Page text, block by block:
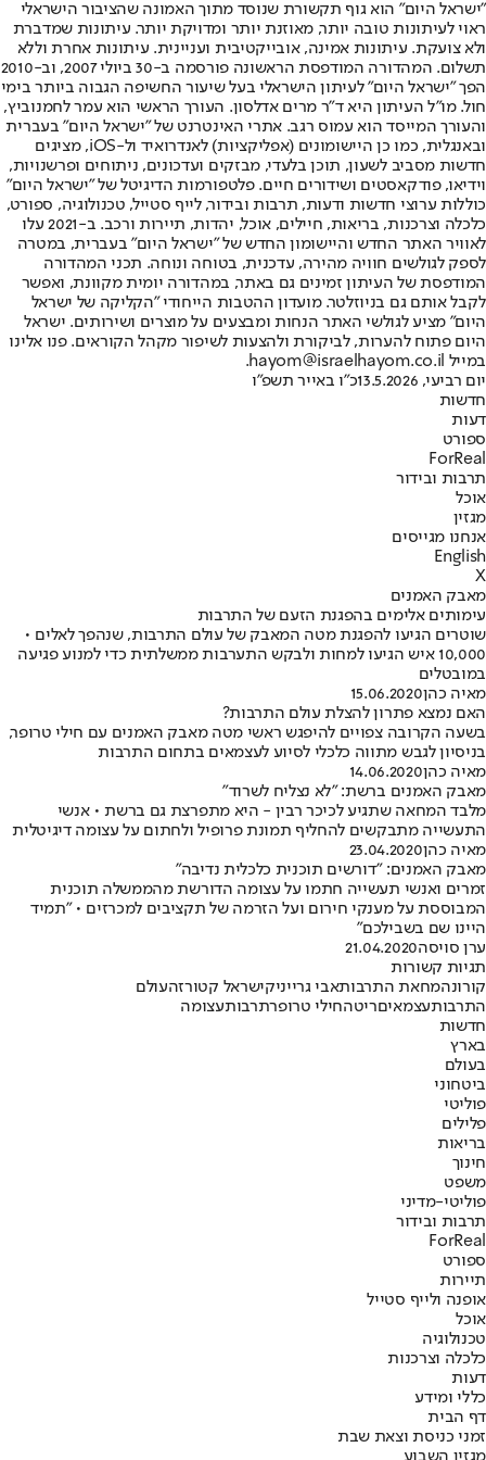
"ישראל היום" הוא גוף תקשורת שנוסד מתוך האמונה שהציבור הישראלי
ראוי לעיתונות טובה יותר, מאוזנת יותר ומדויקת יותר. עיתונות שמדברת
ולא צועקת. עיתונות אמינה, אובייקטיבית ועניינית. עיתונות אחרת וללא
תשלום. המהדורה המודפסת הראשונה פורסמה ב-30 ביולי 2007, וב-2010
הפך "ישראל היום" לעיתון הישראלי בעל שיעור החשיפה הגבוה ביותר בימי
חול. מו"ל העיתון היא ד"ר מרים אדלסון. העורך הראשי הוא עמר לחמנוביץ,
והעורך המייסד הוא עמוס רגב. אתרי האינטרנט של "ישראל היום" בעברית
ובאנגלית, כמו כן היישומונים (אפליקציות) לאנדרואיד ול-iOS, מציגים
חדשות מסביב לשעון, תוכן בלעדי, מבזקים ועדכונים, ניתוחים ופרשנויות,
וידיאו, פודקאסטים ושידורים חיים. פלטפורמות הדיגיטל של "ישראל היום"
כוללות ערוצי חדשות ודעות, תרבות ובידור, לייף סטייל, טכנולוגיה, ספורט,
כלכלה וצרכנות, בריאות, חיילים, אוכל, יהדות, תיירות ורכב. ב-2021 עלו
לאוויר האתר החדש והיישומון החדש של "ישראל היום" בעברית, במטרה
לספק לגולשים חוויה מהירה, עדכנית, בטוחה ונוחה. תכני המהדורה
המודפסת של העיתון זמינים גם באתר, במהדורה יומית מקוונת, ואפשר
לקבל אותם גם בניוזלטר. מועדון ההטבות הייחודי "הקליקה של ישראל
היום" מציע לגולשי האתר הנחות ומבצעים על מוצרים ושירותים. ישראל
היום פתוח להערות, לביקורת ולהצעות לשיפור מקהל הקוראים. פנו אלינו
במייל hayom@israelhayom.co.il.
יום רביעי, 13.5.2026
כ"ו באייר תשפ"ו
חדשות
דעות
ספורט
ForReal
תרבות ובידור
אוכל
מגזין
אנחנו מגייסים
English
X
מאבק האמנים
עימותים אלימים בהפגנת הזעם של התרבות
שוטרים הגיעו להפגנת מטה המאבק של עולם התרבות, שנהפך לאלים •
10,000 איש הגיעו למחות ולבקש התערבות ממשלתית כדי למנוע פגיעה
במובטלים
מאיה כהן15.06.2020
האם נמצא פתרון להצלת עולם התרבות?
בשעה הקרובה צפויים להיפגש ראשי מטה מאבק האמנים עם חילי טרופר,
בניסיון לגבש מתווה כלכלי לסיוע לעצמאים בתחום התרבות
מאיה כהן14.06.2020
מאבק האמנים ברשת: "לא נצליח לשרוד"
מלבד המחאה שתגיע לכיכר רבין - היא מתפרצת גם ברשת • אנשי
התעשייה מתבקשים להחליף תמונת פרופיל ולחתום על עצומה דיגיטלית
מאיה כהן23.04.2020
מאבק האמנים: "דורשים תוכנית כלכלית נדיבה"
זמרים ואנשי תעשייה חתמו על עצומה הדורשת מהממשלה תוכנית
המבוססת על מענקי חירום ועל הזרמה של תקציבים למכרזים • "תמיד
היינו שם בשבילכם"
ערן סויסה21.04.2020
תגיות קשורות
קורונהמחאת התרבותאבי גרייניקישראל קטורזהעולם
התרבותעצמאיםריטהחילי טרופרתרבותעצומה
חדשות
בארץ
בעולם
ביטחוני
פוליטי
פלילים
בריאות
חינוך
משפט
פוליטי-מדיני
תרבות ובידור
ForReal
ספורט
תיירות
אופנה ולייף סטייל
אוכל
טכנולוגיה
כלכלה וצרכנות
דעות
כללי ומידע
דף הבית
זמני כניסת וצאת שבת